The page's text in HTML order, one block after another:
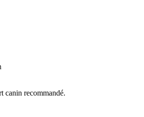
canin recommandé.